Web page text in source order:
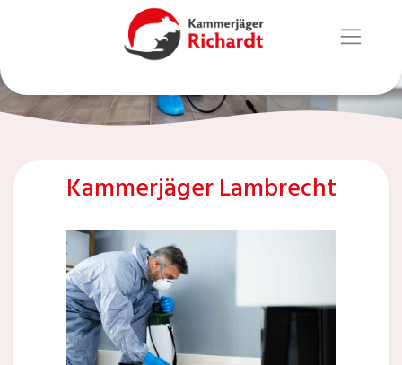
Kammerjäger Lambrecht